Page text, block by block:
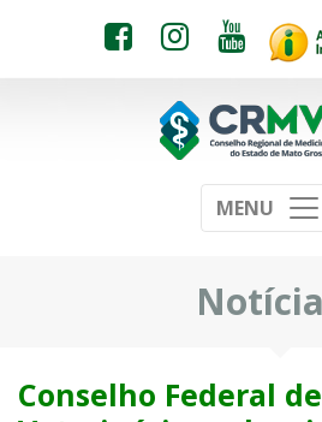
MENU
Conselho Federal